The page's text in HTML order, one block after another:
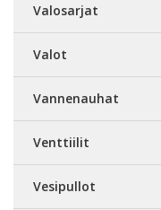
Valosarjat
Valot
Vannenauhat
Venttiilit
Vesipullot